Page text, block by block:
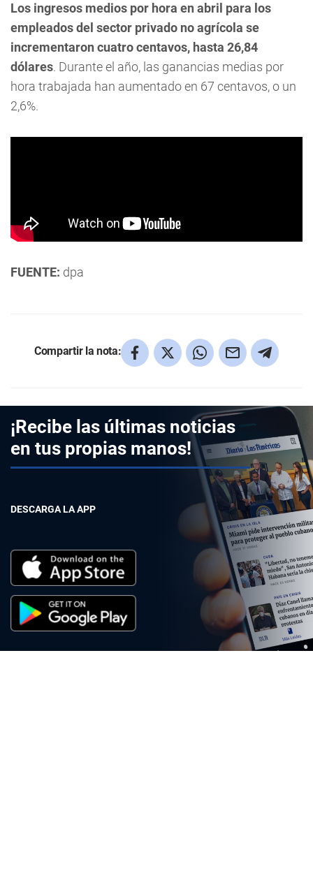
Los ingresos medios por hora en abril para los
empleados del sector privado no agrícola se
incrementaron cuatro centavos, hasta 26,84
dólares. Durante el año, las ganancias medias por
hora trabajada han aumentado en 67 centavos, o un
2,6%.
FUENTE: dpa
Compartir la nota:
¡Recibe las últimas noticias
en tus propias manos!
DESCARGA LA APP